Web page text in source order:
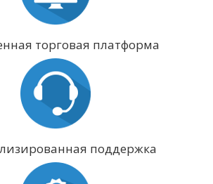
торговая платформа
поддержка